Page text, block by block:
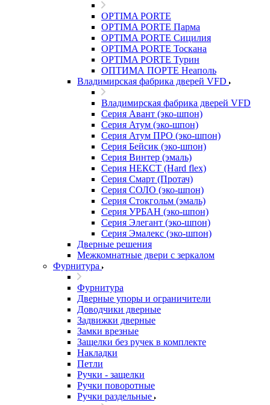
OPTIMA PORTE
OPTIMA PORTE Парма
OPTIMA PORTE Сицилия
OPTIMA PORTE Тоскана
OPTIMA PORTE Турин
ОПТИМА ПОРТЕ Неаполь
Владимирская фабрика дверей VFD
Владимирская фабрика дверей VFD
Серия Авант (эко-шпон)
Серия Атум (эко-шпон)
Серия Атум ПРО (эко-шпон)
Серия Бейсик (эко-шпон)
Серия Винтер (эмаль)
Серия НЕКСТ (Hard flex)
Серия Смарт (Протач)
Серия СОЛО (эко-шпон)
Серия Стокгольм (эмаль)
Серия УРБАН (эко-шпон)
Серия Элегант (эко-шпон)
Серия Эмалекс (эко-шпон)
Дверные решения
Межкомнатные двери c зеркалом
Фурнитура
Фурнитура
Дверные упоры и ограничители
Доводчики дверные
Задвижки дверные
Замки врезные
Защелки без ручек в комплекте
Накладки
Петли
Ручки - защелки
Ручки поворотные
Ручки раздельные